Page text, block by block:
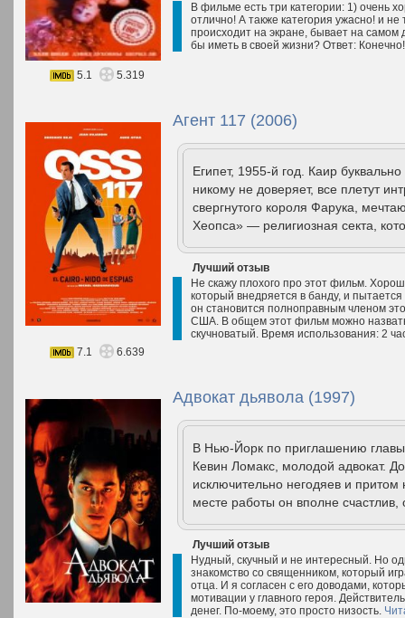
В фильме есть три категории: 1) очень
отлично! А также категория ужасно! и
происходит на экране, бывает на самом
бы иметь в своей жизни? Ответ:
5.1 5.319
Агент 117 (2006)
Египет, 1955-й год. Каир
никому не доверяет, все плетут
свергнутого короля Фарука,
Хеопса» — религиозная секта,
Лучший отзыв
Не скажу плохого про этот фильм.
который внедряется в банду, и
он становится полноправным членом
США. В общем этот фильм можно
скучноватый. Время использования: 2
7.1
6.639
Адвокат дьявола (1997)
В Нью-Йорк по приглашению главы
Кевин Ломакс, молодой адвокат.
исключительно негодяев и
месте работы он вполне
Лучший отзыв
Нудный, скучный и не интересный. Но
знакомство со священником, который
отца. И я согласен с его доводами,
мотивации у главного героя.
денег. По-моему, это просто низость.